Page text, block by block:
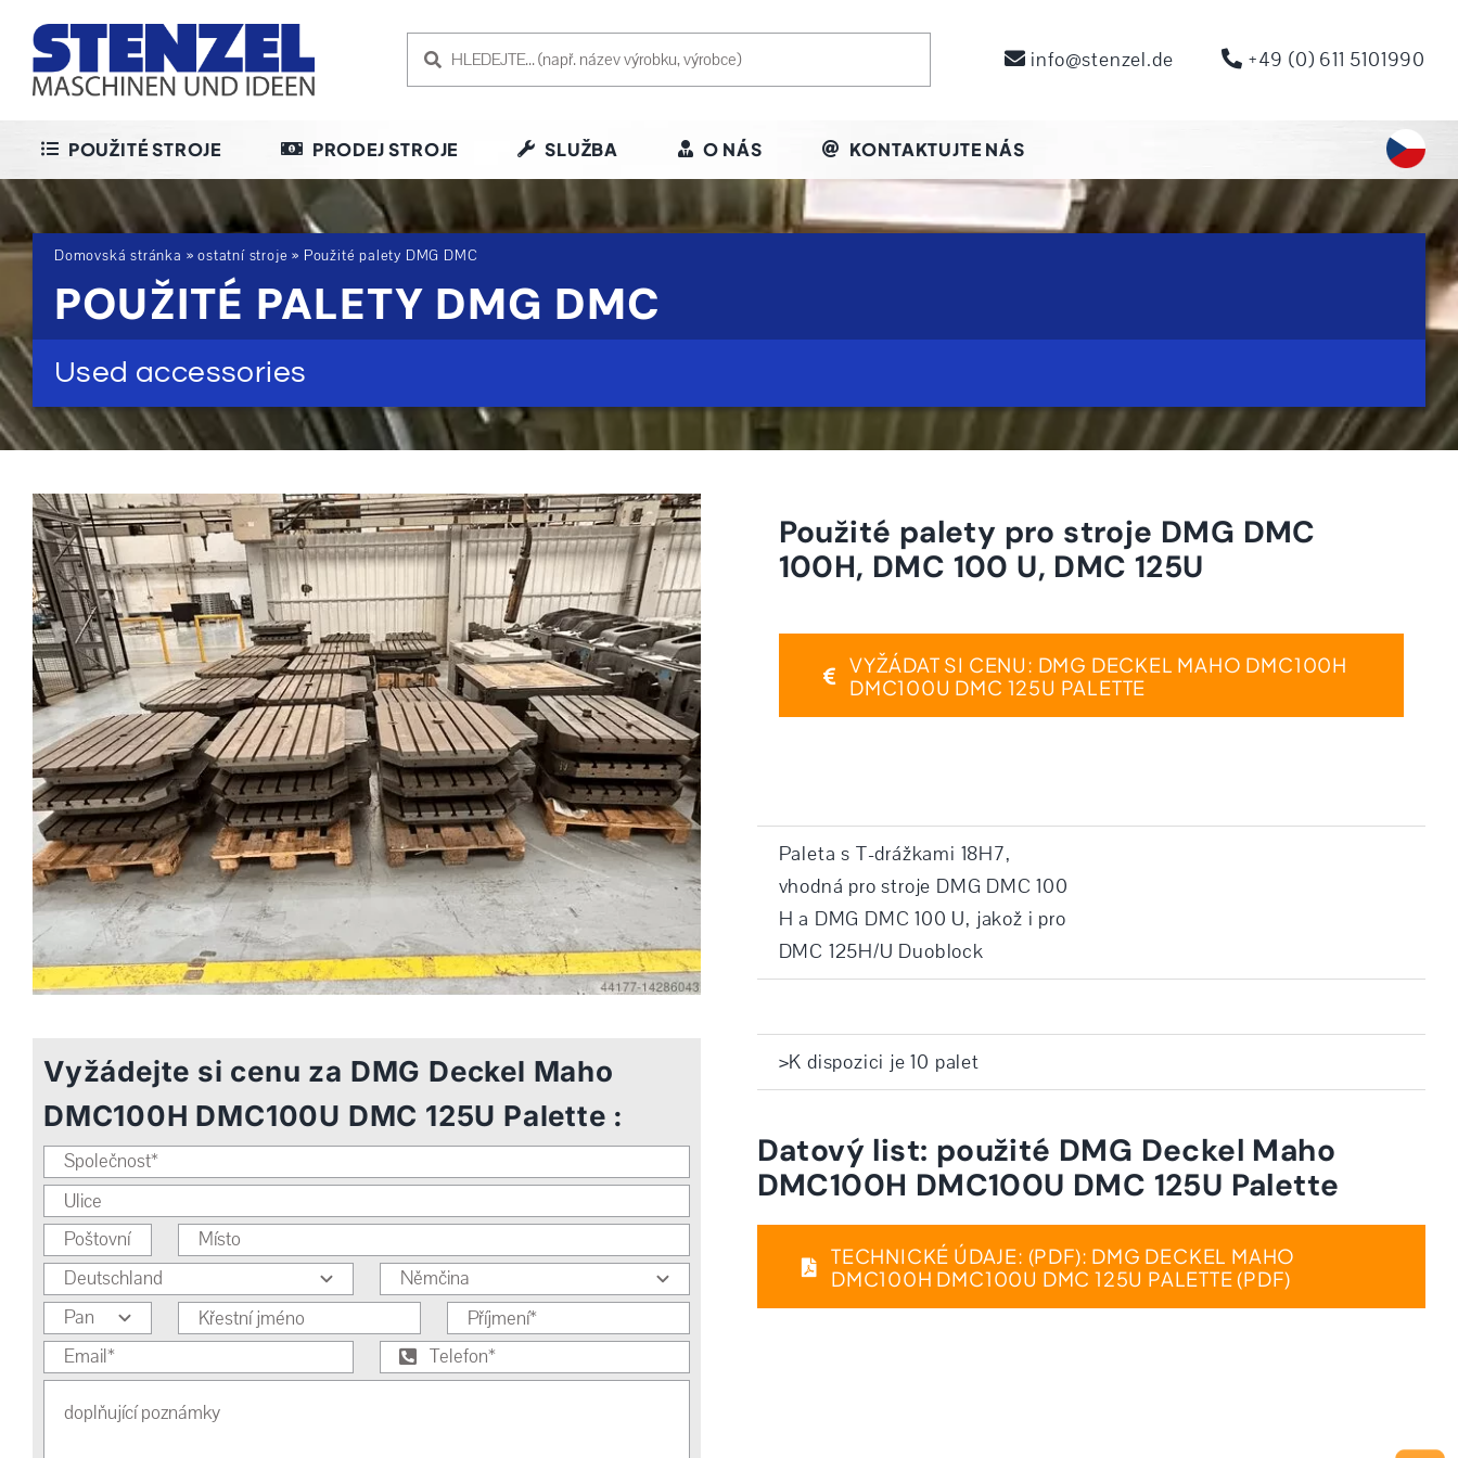
content
info@stenzel.de +49 (0) 611 5101990
POUŽITÉ STROJE PRODEJ STROJE SLUŽBA O NÁS KONTAKTUJTE NÁS
Domovská stránka »ostatní stroje » Použité palety DMG DMC
POUŽITÉ PALETY DMG DMC
Used accessories
Vyžádejte si cenu za DMG Deckel Maho
DMC100H DMC100U DMC 125U Palette :
Použité palety pro stroje DMG DMC
100H, DMC 100 U, DMC 125U
VYŽÁDAT SI CENU: DMG DECKEL MAHO DMC100H
DMC100U DMC 125U PALETTE
Paleta s T-drážkami 18H7,
vhodná pro stroje DMG DMC 100
H a DMG DMC 100 U, jakož i pro
DMC 125H/U Duoblock
>K dispozici je 10 palet
Datový list: použité DMG Deckel Maho
DMC100H DMC100U DMC 125U Palette
TECHNICKÉ ÚDAJE: (PDF): DMG DECKEL MAHO
DMC100H DMC100U DMC 125U PALETTE (PDF)